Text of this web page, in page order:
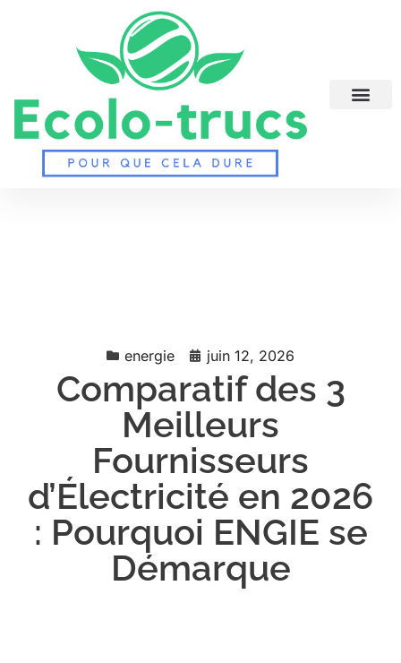
energie juin 12, 2026
Comparatif des 3
Meilleurs
Fournisseurs
d’Électricité en 2026
: Pourquoi ENGIE se
Démarque